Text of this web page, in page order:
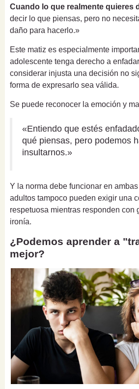
Cuando lo que realmente quieres
decir lo que piensas, pero no
daño para hacerlo.»
Este matiz es especialmente
adolescente tenga derecho a
considerar injusta una decisión no
forma de expresarlo sea válida.
Se puede reconocer la emoción y
«Entiendo que estés
qué piensas, pero podemos
insultarnos.»
Y la norma debe funcionar en
adultos tampoco pueden exigir una
respetuosa mientras responden con
ironía.
¿Podemos aprender a
mejor?